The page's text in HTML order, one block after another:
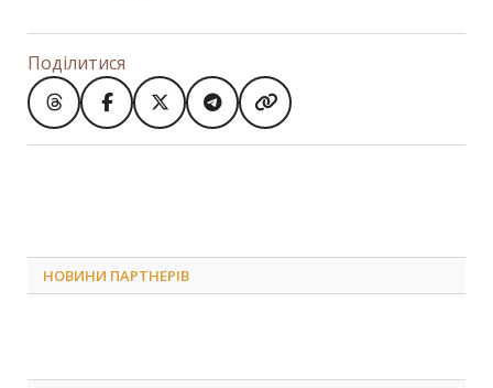
Поділитися
НОВИНИ ПАРТНЕРІВ